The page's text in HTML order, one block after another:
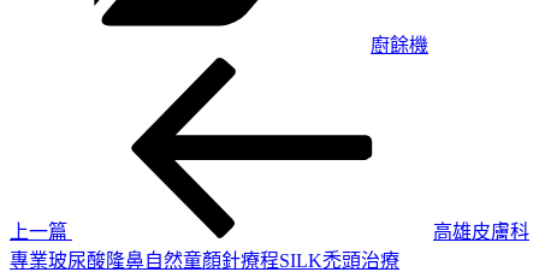
廚餘機
上一篇
高雄皮膚科
專業玻尿酸隆鼻自然童顏針療程SILK禿頭治療